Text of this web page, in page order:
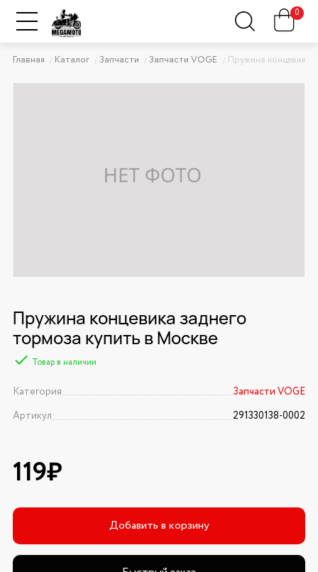
0
Главная Каталог Запчасти Запчасти VOGE Пружина концевика
Пружина концевика заднего
тормоза купить в Москве
Товар в наличии
Категория
Запчасти VOGE
Артикул
291330138-0002
119₽
Добавить в корзину